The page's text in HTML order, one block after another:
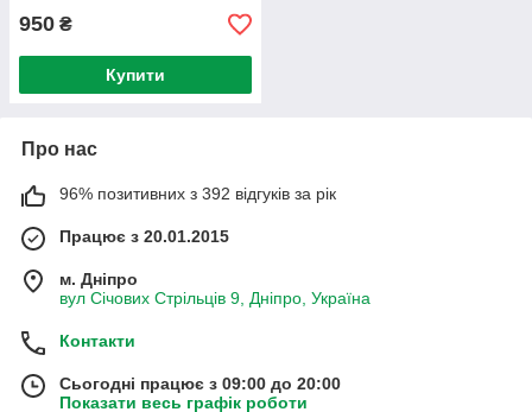
950 ₴
Купити
Про нас
96% позитивних з 392 відгуків за рік
Працює з 20.01.2015
м. Дніпро
вул Січових Стрільців 9, Дніпро, Україна
Контакти
Сьогодні працює з 09:00 до 20:00
Показати весь графік роботи